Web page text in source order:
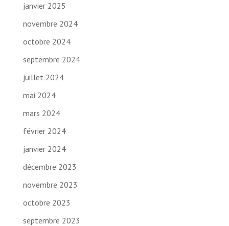
janvier 2025
novembre 2024
octobre 2024
septembre 2024
juillet 2024
mai 2024
mars 2024
février 2024
janvier 2024
décembre 2023
novembre 2023
octobre 2023
septembre 2023